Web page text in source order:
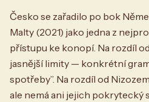
Česko se zařadilo po bok
Malty (2021) jako jedna z
přístupu ke konopí. Na rozdíl
jasnější limity — konkrétní
spotřeby”. Na rozdíl od
ale nemá ani jejich pokrytecký